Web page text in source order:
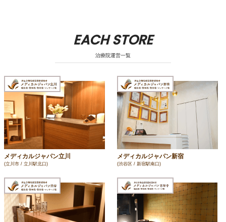
EACH STORE
治療院運営一覧
メディカルジャパン立川
(立川市 / 立川駅北口)
メディカルジャパン新宿
(渋谷区 / 新宿駅南口)